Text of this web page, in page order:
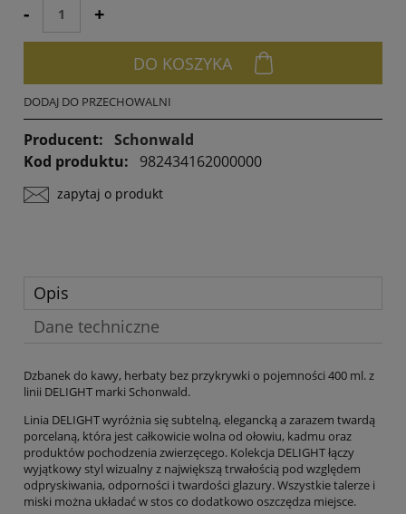
- +
DO KOSZYKA
DODAJ DO PRZECHOWALNI
Producent: Schonwald
Kod produktu:
982434162000000
zapytaj o produkt
Opis
Dane techniczne
Dzbanek do kawy, herbaty bez przykrywki o pojemności 400 ml. z
linii DELIGHT marki Schonwald.
Linia DELIGHT wyróżnia się subtelną, elegancką a zarazem twardą
porcelaną, która jest całkowicie wolna od ołowiu, kadmu oraz
produktów pochodzenia zwierzęcego. Kolekcja DELIGHT łączy
wyjątkowy styl wizualny z największą trwałością pod względem
odpryskiwania, odporności i twardości glazury. Wszystkie talerze i
miski można układać w stos co dodatkowo oszczędza miejsce.